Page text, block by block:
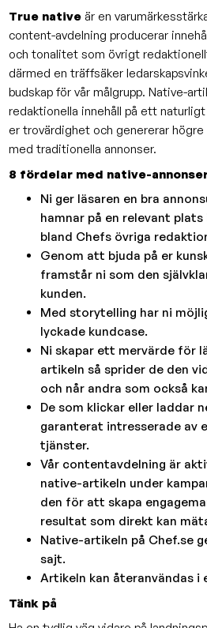
True native är en
content-avdelning producerar
och tonalitet som övrigt
därmed en träffsäker
budskap för vår målgrupp. Native-
redaktionella innehåll på ett
er trovärdighet och genererar
med traditionella annonser.
8 fördelar med native-
Ni ger läsaren en bra
hamnar på en relevant
bland Chefs övriga
Genom att bjuda på er
framstår ni som den
kunden.
Med storytelling har ni
lyckade kundcase.
Ni skapar ett mervärde för
artikeln så sprider de den
och når andra som också
De som klickar eller laddar
garanterat intresserade av
tjänster.
Vår contentavdelning är
native-artikeln under
den för att skapa
resultat som direkt kan
Native-artikeln på Chef.se
sajt.
Artikeln kan återanvändas i
Tänk på